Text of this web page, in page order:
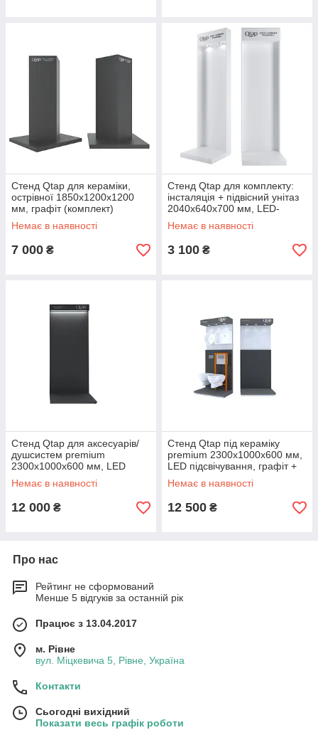
Стенд Qtap для кераміки,
острівної 1850х1200х1200
мм, графіт (комплект)
Немає в наявності
7 000 ₴
Стенд Qtap для комплекту:
інсталяція + підвісний унітаз
2040х640х700 мм, LED-
підсвітка, білий (комплект)
Немає в наявності
3 100 ₴
Стенд Qtap для аксесуарів/
душсистем premium
2300x1000x600 мм, LED
підсвічування, графіт
(комплект)
Немає в наявності
12 000 ₴
Стенд Qtap під кераміку
premium 2300x1000x600 мм,
LED підсвічування, графіт +
сірий (комплект)
Немає в наявності
12 500 ₴
Про нас
Рейтинг не сформований
Менше 5 відгуків за останній рік
Працює з 13.04.2017
м. Рівне
вул. Міцкевича 5, Рівне, Україна
Контакти
Сьогодні вихідний
Показати весь графік роботи